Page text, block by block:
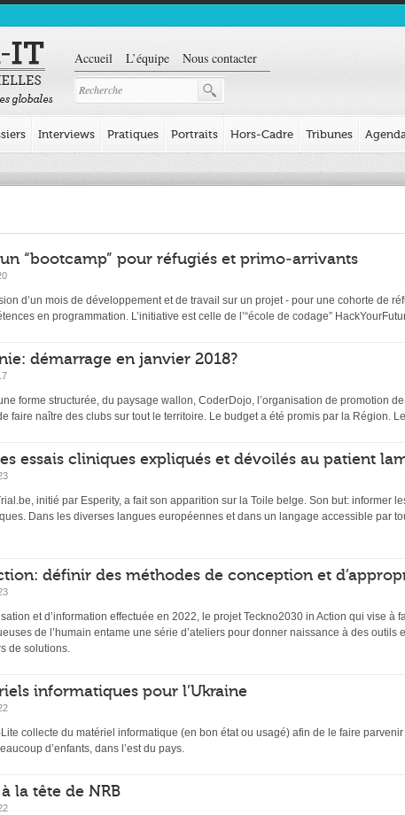
Accueil L’équipe Nous contacter
Interviews Pratiques Portraits Hors-Cadre Tribunes
“bootcamp” pour réfugiés et primo-arrivants
d’un mois de développement et de travail sur un projet - pour une cohorte de
en programmation. L’initiative est celle de l’“école de codage”
démarrage en janvier 2018?
forme structurée, du paysage wallon, CoderDojo, l’organisation de promotion
faire naître des clubs sur tout le territoire. Le budget a été promis par la Région.
essais cliniques expliqués et dévoilés au patient
initié par Esperity, a fait son apparition sur la Toile belge. Son but: informer
Dans les diverses langues européennes et dans un langage accessible par
définir des méthodes de conception et
et d’information effectuée en 2022, le projet Teckno2030 in Action qui vise à
de l’humain entame une série d’ateliers pour donner naissance à des
de solutions.
informatiques pour l’Ukraine
collecte du matériel informatique (en bon état ou usagé) afin de le faire
d’enfants, dans l’est du pays.
la tête de NRB